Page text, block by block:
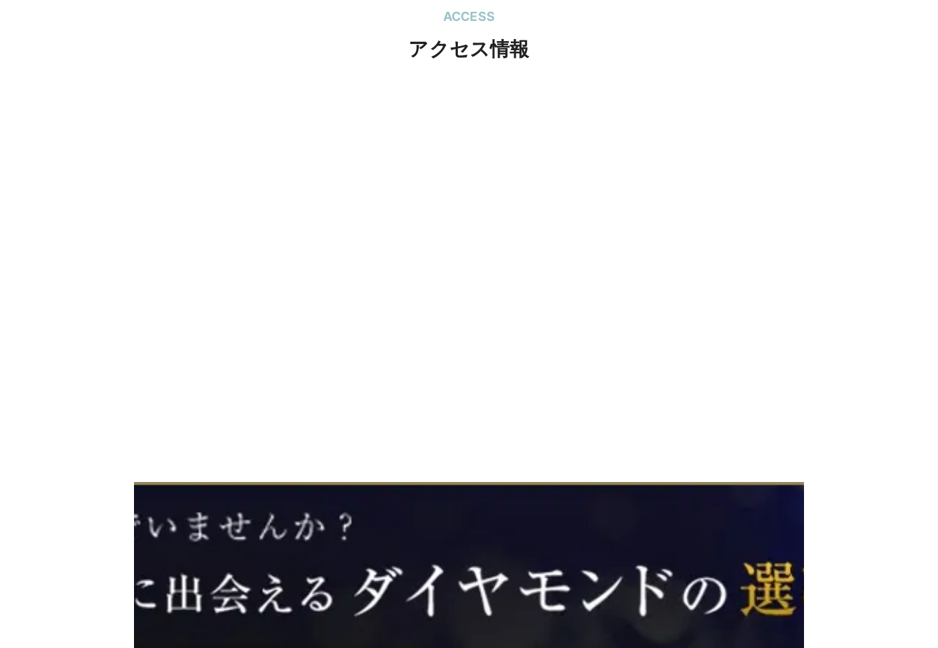
ACCESS
アクセス情報